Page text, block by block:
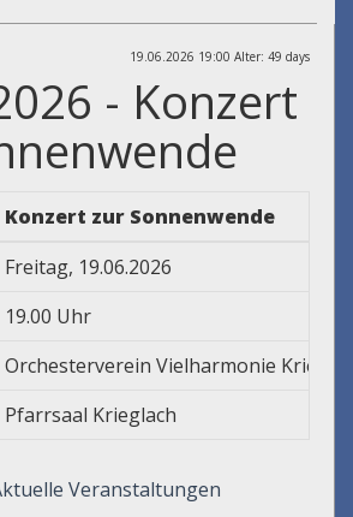
19.06.2026 19:00 Alter: 49 days
- Konzert
Konzert zur Sonnenwende
Freitag, 19.06.2026
19.00 Uhr
Orchesterverein Vielharmonie
Pfarrsaal Krieglach
Veranstaltungen